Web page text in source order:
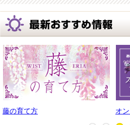
藤の育て方 オ